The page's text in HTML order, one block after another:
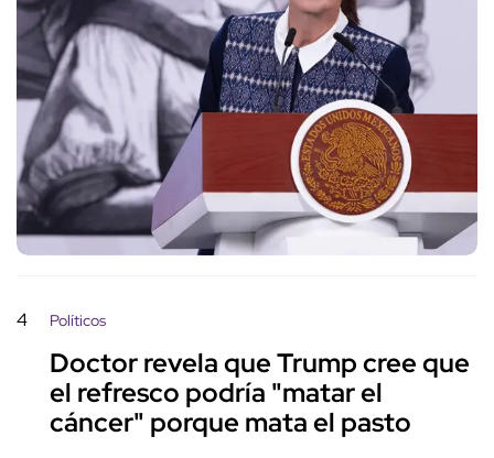
4 Políticos
Doctor revela que Trump cree que
el refresco podría "matar el
cáncer" porque mata el pasto